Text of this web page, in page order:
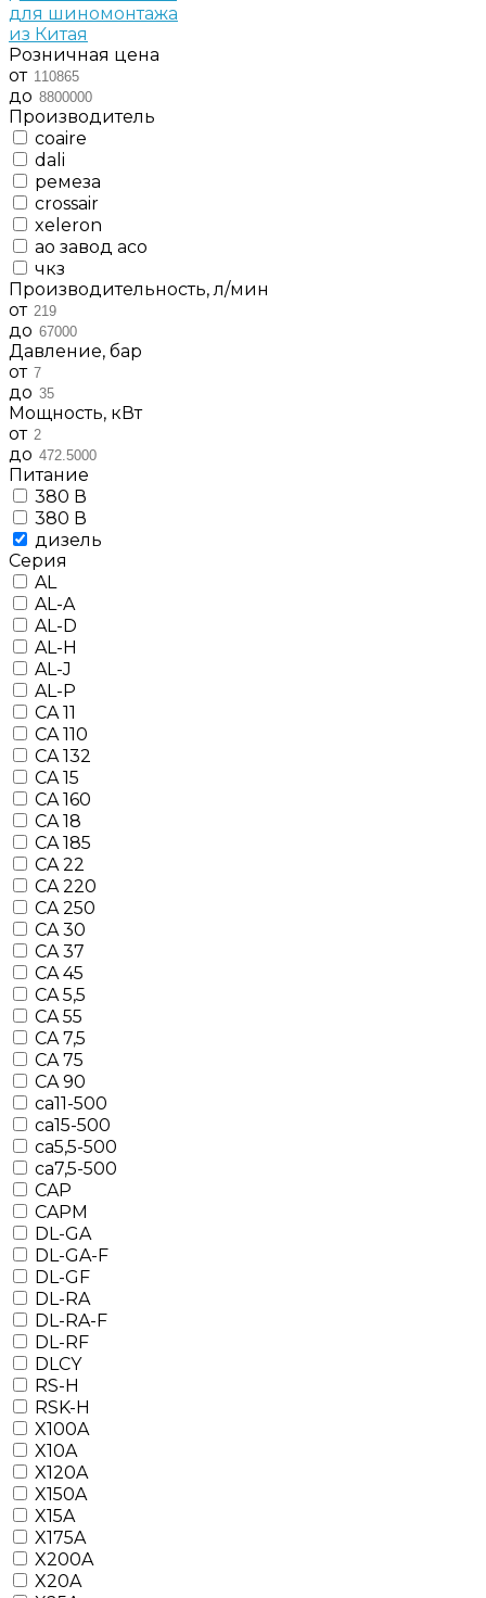
для шиномонтажа
из Китая
Розничная цена
от
до
Производитель
coaire
dali
ремеза
crossair
xeleron
ао завод асо
чкз
Производительность, л/мин
от
до
Давление, бар
от
до
Мощность, кВт
от
до
Питание
380 В
380 В
дизель
Серия
AL
AL-A
AL-D
AL-H
AL-J
AL-P
CA 11
CA 110
CA 132
CA 15
CA 160
CA 18
CA 185
CA 22
CA 220
CA 250
CA 30
CA 37
CA 45
CA 5,5
CA 55
CA 7,5
CA 75
CA 90
ca11-500
ca15-500
ca5,5-500
ca7,5-500
CAP
CAPM
DL-GA
DL-GA-F
DL-GF
DL-RA
DL-RA-F
DL-RF
DLCY
RS-H
RSK-H
X100A
X10A
X120A
X150A
X15A
X175A
X200A
X20A